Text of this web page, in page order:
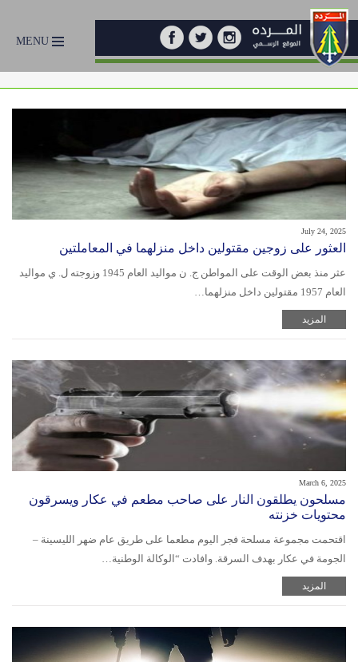
MENU
July 24, 2025
العثور على زوجين مقتولين داخل منزلهما في المعاملتين
عثر منذ بعض الوقت على المواطن ج. ن مواليد العام 1945 وزوجته ل. ي مواليد
العام 1957 مقتولين داخل منزلهما…
المزيد
March 6, 2025
مسلحون يطلقون النار على صاحب مطعم في عكار ويسرقون
محتويات خزنته
اقتحمت مجموعة مسلحة فجر اليوم مطعما على طريق عام ضهر الليسينة –
الجومة في عكار بهدف السرقة. وافادت “الوكالة الوطنية…
المزيد